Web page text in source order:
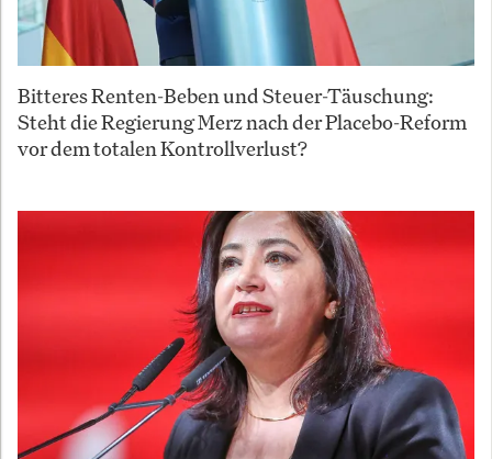
Bitteres Renten-Beben und Steuer-Täuschung:
Steht die Regierung Merz nach der Placebo-Reform
vor dem totalen Kontrollverlust?